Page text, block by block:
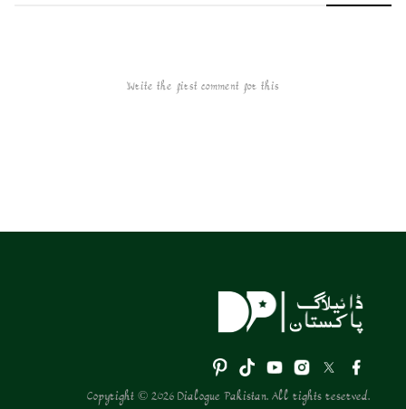
Write the first comment for this!
Copyright © 2026 Dialogue Pakistan. All rights reserved.